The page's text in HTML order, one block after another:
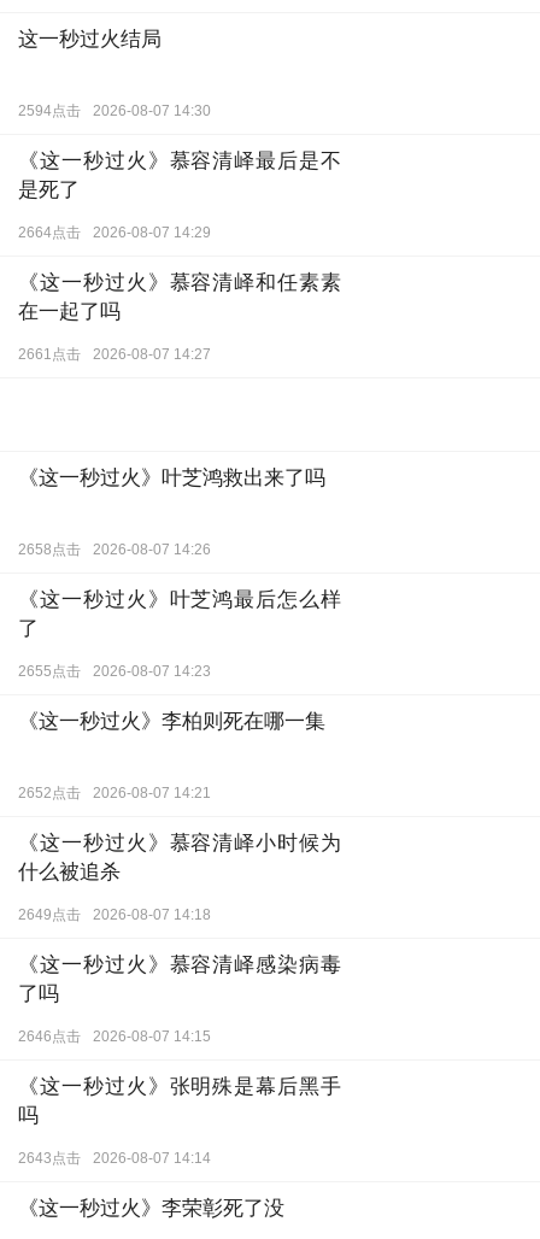
这一秒过火结局
2594点击 2026-08-07 14:30
《这一秒过火》慕容清峄最后是不
是死了
2664点击 2026-08-07 14:29
《这一秒过火》慕容清峄和任素素
在一起了吗
2661点击 2026-08-07 14:27
《这一秒过火》叶芝鸿救出来了吗
2658点击 2026-08-07 14:26
《这一秒过火》叶芝鸿最后怎么样
了
2655点击 2026-08-07 14:23
《这一秒过火》李柏则死在哪一集
2652点击 2026-08-07 14:21
《这一秒过火》慕容清峄小时候为
什么被追杀
2649点击 2026-08-07 14:18
《这一秒过火》慕容清峄感染病毒
了吗
2646点击 2026-08-07 14:15
《这一秒过火》张明殊是幕后黑手
吗
2643点击 2026-08-07 14:14
《这一秒过火》李荣彰死了没